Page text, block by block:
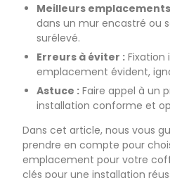
Meilleurs
dans un mur encastré ou
surélevé.
Erreurs à éviter : Fixation
emplacement évident,
Astuce : Faire appel à un
installation conforme et
Dans cet article, nous vous
prendre en compte pour
emplacement pour votre
clés pour une installation